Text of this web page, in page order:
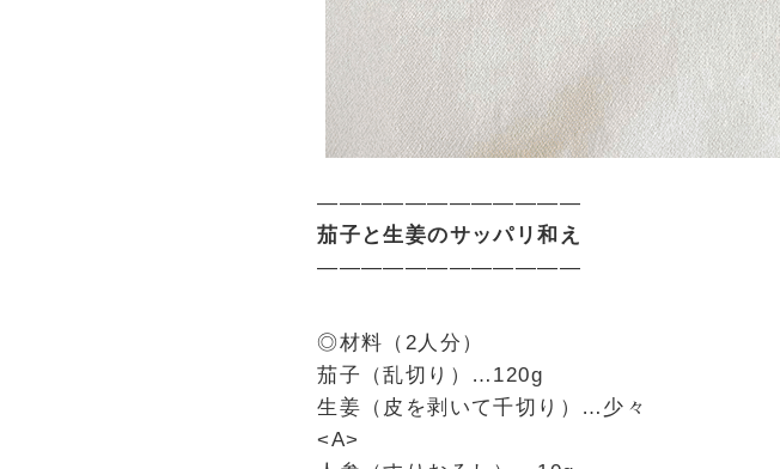
————————————
茄子と生姜のサッパリ和え
————————————
◎材料（2人分）
茄子（乱切り）…120g
生姜（皮を剥いて千切り）…少々
<A>